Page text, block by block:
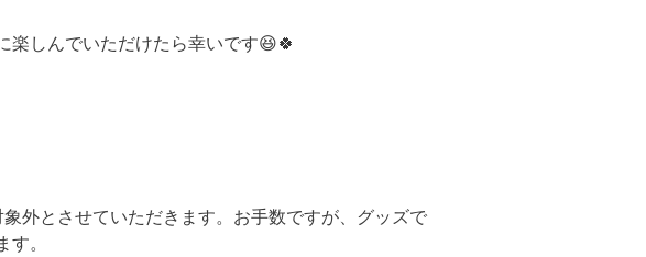
しんでいただけたら幸いです😆🍀
外とさせていただきます。お手数ですが、グッズで
。